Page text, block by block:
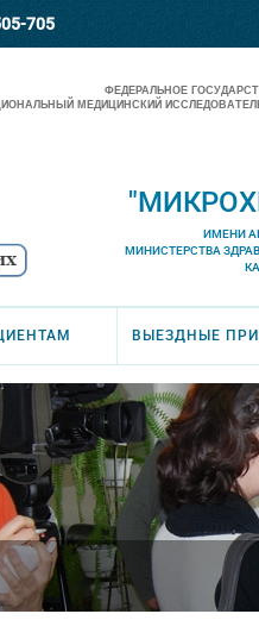
705
ФЕДЕРАЛЬНОЕ
МЕДИЦИНСКИЙ
ИМЕНИ
МИНИСТЕРСТВА
ВЫЕЗДНЫЕ